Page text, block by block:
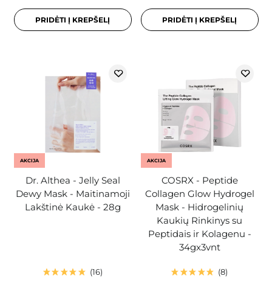
PRIDĖTI Į KREPŠELĮ PRIDĖTI Į KREPŠELĮ
AKCIJA
Dr. Althea - Jelly Seal
Dewy Mask - Maitinamoji
Lakštinė Kaukė - 28g
16
AKCIJA
COSRX - Peptide
Collagen Glow Hydrogel
Mask - Hidrogelinių
Kaukių Rinkinys su
Peptidais ir Kolagenu -
34gx3vnt
8